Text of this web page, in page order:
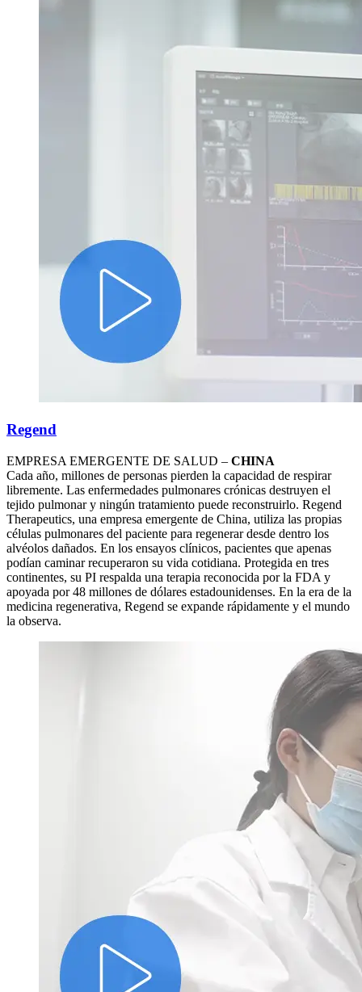
Regend
EMPRESA EMERGENTE DE SALUD – CHINA
Cada año, millones de personas pierden la capacidad de respirar
libremente. Las enfermedades pulmonares crónicas destruyen el
tejido pulmonar y ningún tratamiento puede reconstruirlo. Regend
Therapeutics, una empresa emergente de China, utiliza las propias
células pulmonares del paciente para regenerar desde dentro los
alvéolos dañados. En los ensayos clínicos, pacientes que apenas
podían caminar recuperaron su vida cotidiana. Protegida en tres
continentes, su PI respalda una terapia reconocida por la FDA y
apoyada por 48 millones de dólares estadounidenses. En la era de la
medicina regenerativa, Regend se expande rápidamente y el mundo
la observa.